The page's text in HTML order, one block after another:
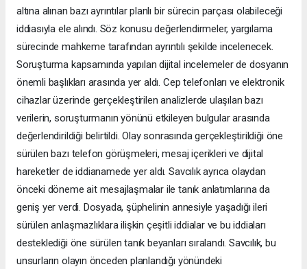
altına alınan bazı ayrıntılar planlı bir sürecin parçası olabileceği
iddiasıyla ele alındı. Söz konusu değerlendirmeler, yargılama
sürecinde mahkeme tarafından ayrıntılı şekilde incelenecek.
Soruşturma kapsamında yapılan dijital incelemeler de dosyanın
önemli başlıkları arasında yer aldı. Cep telefonları ve elektronik
cihazlar üzerinde gerçekleştirilen analizlerde ulaşılan bazı
verilerin, soruşturmanın yönünü etkileyen bulgular arasında
değerlendirildiği belirtildi. Olay sonrasında gerçekleştirildiği öne
sürülen bazı telefon görüşmeleri, mesaj içerikleri ve dijital
hareketler de iddianamede yer aldı. Savcılık ayrıca olaydan
önceki döneme ait mesajlaşmalar ile tanık anlatımlarına da
geniş yer verdi. Dosyada, şüphelinin annesiyle yaşadığı ileri
sürülen anlaşmazlıklara ilişkin çeşitli iddialar ve bu iddiaları
desteklediği öne sürülen tanık beyanları sıralandı. Savcılık, bu
unsurların olayın önceden planlandığı yönündeki